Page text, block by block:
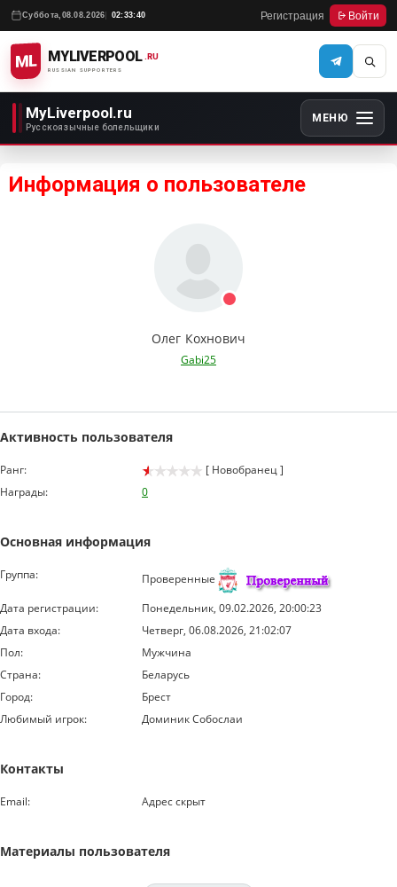
Суббота, 08.08.2026 02:33:40 Регистрация Войти
ML MYLIVERPOOL
RUSSIAN SUPPORTERS
.RU
MyLiverpool.ru
Русскоязычные болельщики
МЕНЮ
Информация о пользователе
Олег Кохнович
Gabi25
Активность пользователя
Ранг:
[ Новобранец ]
Награды:
0
Основная информация
Группа:
Проверенные
Дата регистрации:
Понедельник, 09.02.2026, 20:00:23
Дата входа:
Четверг, 06.08.2026, 21:02:07
Пол:
Мужчина
Страна:
Беларусь
Город:
Брест
Любимый игрок:
Доминик Собослаи
Контакты
Email: Адрес скрыт
Материалы пользователя